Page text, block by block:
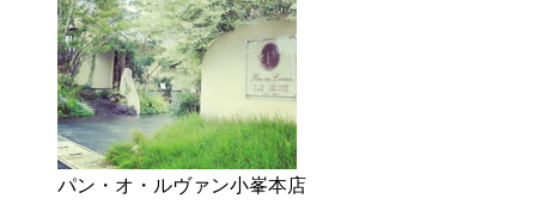
パン・オ・ルヴァン小峯本店